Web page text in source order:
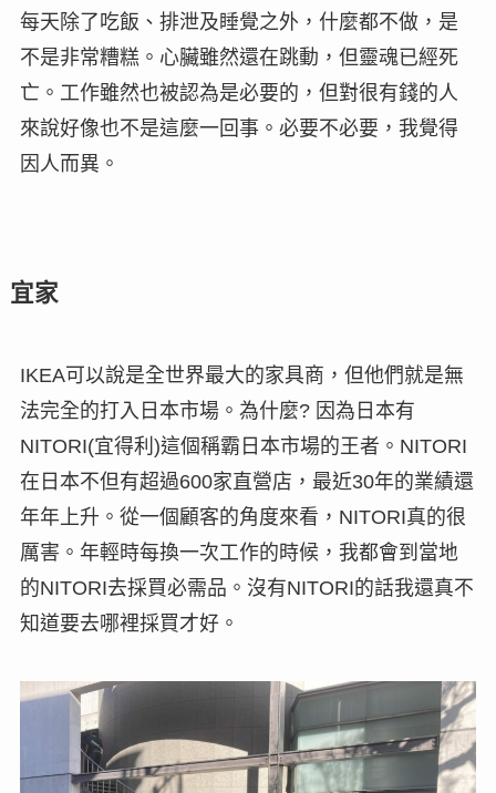
每天除了吃飯、排泄及睡覺之外，什麼都不做，是
不是非常糟糕。心臟雖然還在跳動，但靈魂已經死
亡。工作雖然也被認為是必要的，但對很有錢的人
來說好像也不是這麼一回事。必要不必要，我覺得
因人而異。
宜家
IKEA可以說是全世界最大的家具商，但他們就是無
法完全的打入日本市場。為什麼? 因為日本有
NITORI(宜得利)這個稱霸日本市場的王者。NITORI
在日本不但有超過600家直營店，最近30年的業績還
年年上升。從一個顧客的角度來看，NITORI真的很
厲害。年輕時每換一次工作的時候，我都會到當地
的NITORI去採買必需品。沒有NITORI的話我還真不
知道要去哪裡採買才好。